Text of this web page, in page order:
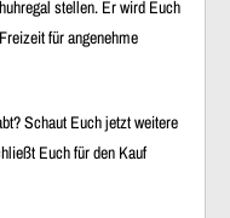
stellen. Er wird Euch
für angenehme
Schaut Euch jetzt weitere
Euch für den Kauf